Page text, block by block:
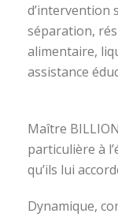
d’intervention
séparation,
alimentaire,
assistance
Maître
particulière à
qu’ils lui
Dynamique,